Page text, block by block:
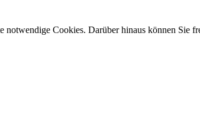
Cookies. Darüber hinaus können Sie